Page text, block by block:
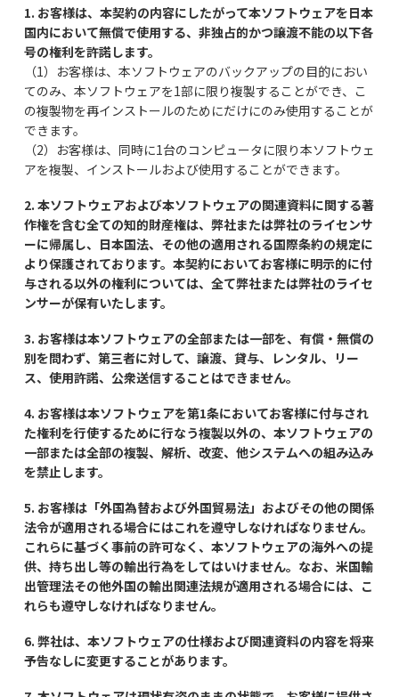
1. お客様は、本契約の内容にしたがって本ソフトウェアを日本
国内において無償で使用する、非独占的かつ譲渡不能の以下各
号の権利を許諾します。
（1）お客様は、本ソフトウェアのバックアップの目的におい
てのみ、本ソフトウェアを1部に限り複製することができ、こ
の複製物を再インストールのためにだけにのみ使用することが
できます。
（2）お客様は、同時に1台のコンピュータに限り本ソフトウェ
アを複製、インストールおよび使用することができます。
2. 本ソフトウェアおよび本ソフトウェアの関連資料に関する著
作権を含む全ての知的財産権は、弊社または弊社のライセンサ
ーに帰属し、日本国法、その他の適用される国際条約の規定に
より保護されております。本契約においてお客様に明示的に付
与される以外の権利については、全て弊社または弊社のライセ
ンサーが保有いたします。
3. お客様は本ソフトウェアの全部または一部を、有償・無償の
別を問わず、第三者に対して、譲渡、貸与、レンタル、リー
ス、使用許諾、公衆送信することはできません。
4. お客様は本ソフトウェアを第1条においてお客様に付与され
た権利を行使するために行なう複製以外の、本ソフトウェアの
一部または全部の複製、解析、改変、他システムへの組み込み
を禁止します。
5. お客様は「外国為替および外国貿易法」およびその他の関係
法令が適用される場合にはこれを遵守しなければなりません。
これらに基づく事前の許可なく、本ソフトウェアの海外への提
供、持ち出し等の輸出行為をしてはいけません。なお、米国輸
出管理法その他外国の輸出関連法規が適用される場合には、こ
れらも遵守しなければなりません。
6. 弊社は、本ソフトウェアの仕様および関連資料の内容を将来
予告なしに変更することがあります。